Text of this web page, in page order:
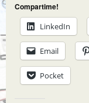
Compartime!
LinkedIn
Email
Pocket